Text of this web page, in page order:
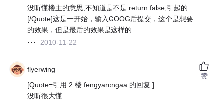
没听懂楼主的意思,不知道是不是:return false;引起的
[/Quote]这是一开始，输入GOOG后提交，这个是想要
的效果，但是最后的效果是这样的
2010-11-22
flyerwing
[Quote=引用 2 楼 fengyarongaa 的回复:]
没听很大懂
赞